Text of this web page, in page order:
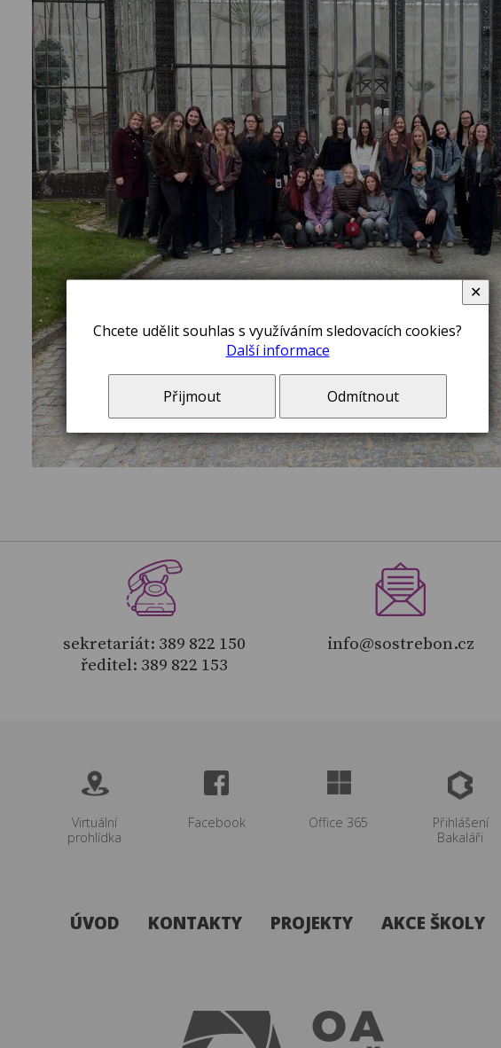
sekretariát: 389 822 150
ředitel: 389 822 153
info@sostrebon.cz
Virtuální
prohlídka
Facebook Office 365
Přihlášení
Bakaláři
ÚVOD KONTAKTY PROJEKTY AKCE ŠKOLY
Chcete udělit souhlas s využíváním sledovacích cookies?
Další informace
Přijmout Odmítnout
✕